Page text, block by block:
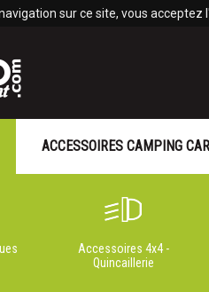
sur ce site, vous
Accessoires 4x4 -
Quincaillerie
ACCESSOIRES CAMPING CAR